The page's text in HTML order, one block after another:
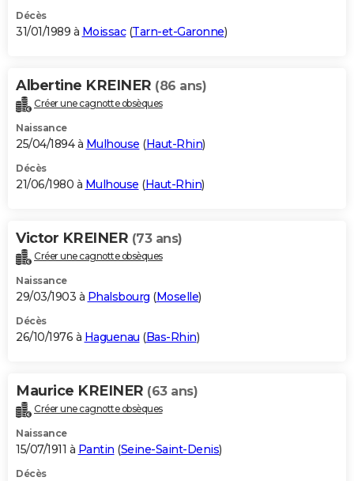
Décès
31/01/1989 à Moissac(Tarn-et-Garonne)
Albertine KREINER (86 ans)
Créer une cagnotte obsèques
Naissance
25/04/1894 à Mulhouse (Haut-Rhin)
Décès
21/06/1980 à Mulhouse (Haut-Rhin)
Victor KREINER (73 ans)
Créer une cagnotte obsèques
Naissance
29/03/1903 à Phalsbourg (Moselle)
Décès
26/10/1976 à Haguenau (Bas-Rhin)
Maurice KREINER (63 ans)
Créer une cagnotte obsèques
Naissance
15/07/1911 à Pantin (Seine-Saint-Denis)
Décès